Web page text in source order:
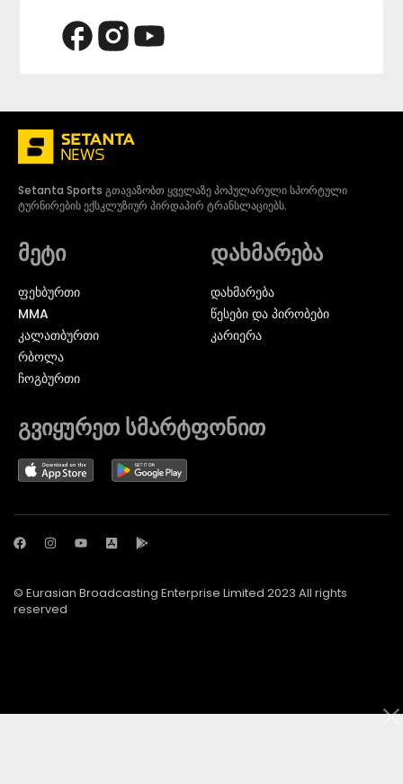
Setanta Sports გთავაზობთ ყველაზე პოპულარული სპორტული
ტურნირების ექსკლუზიურ პირდაპირ ტრანსლაციებს.
მეტი
ᲤᲔᲮᲑᲣᲠᲗᲘ
MMA
ᲙᲐᲚᲐᲗᲑᲣᲠᲗᲘ
ᲠᲑᲝᲚᲐ
ᲩᲝᲒᲑᲣᲠᲗᲘ
დახმარება
დახმარება
წესები და პირობები
კარიერა
გვიყურეთ სმარტფონით
© Eurasian Broadcasting Enterprise Limited 2023 All rights
reserved